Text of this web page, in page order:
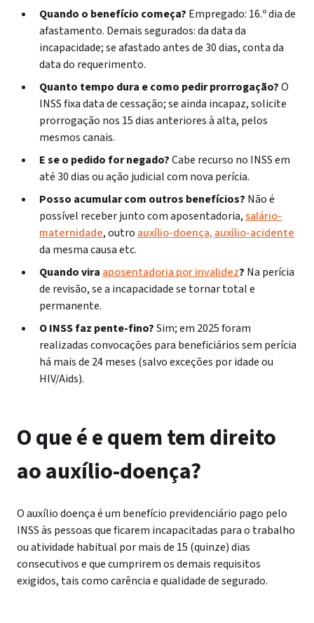
Quando o benefício começa? Empregado: 16.º dia de
afastamento. Demais segurados: da data da
incapacidade; se afastadoantes de 30dias, conta da
data do requerimento.
Quanto tempo dura e como pedir prorrogação?O
INSS fixa data de cessação; se ainda incapaz, solicite
prorrogação nos 15 dias anteriores à alta, pelos
mesmos canais.
E se o pedido for negado?Cabe recurso no INSS em
até 30 dias ou ação judicial com nova perícia.
Posso acumular com outros benefícios? Não é
possível receber junto com aposentadoria,salário-
maternidade, outro auxílio-doença, auxílio-acidente
da mesma causa etc.
Quando vira aposentadoria por invalidez? Na perícia
de revisão, se a incapacidade se tornar total e
permanente.
O INSS faz pente-fino?Sim;em 2025 foram
realizadas convocações para beneficiários sem perícia
há mais de 24 meses (salvo exceções por idade ou
HIV/Aids).
O que é e quem tem direito
ao auxílio-doença?
O auxílio doença é um benefício previdenciário pago pelo
INSS às pessoas que ficarem incapacitadas para o trabalho
ou atividade habitual por mais de 15 (quinze) dias
consecutivos e que cumprirem os demais requisitos
exigidos, tais como carência e qualidade de segurado.